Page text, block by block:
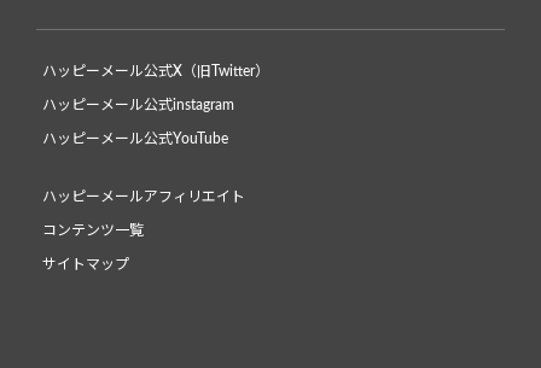
ハッピーメール公式X（旧Twitter）
ハッピーメール公式instagram
ハッピーメール公式YouTube
ハッピーメールアフィリエイト
コンテンツ一覧
サイトマップ